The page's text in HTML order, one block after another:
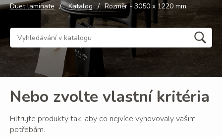
Duet laminate Katalog Rozměr - 3050 x 1220 mm
Nebo zvolte vlastní kritéria
Filtrujte produkty tak, aby co nejvíce vyhovovaly vašim
potřebám.